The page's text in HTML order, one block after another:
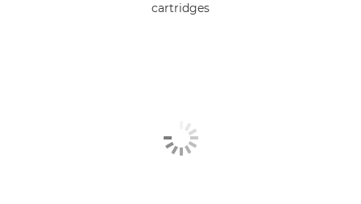
cartridges